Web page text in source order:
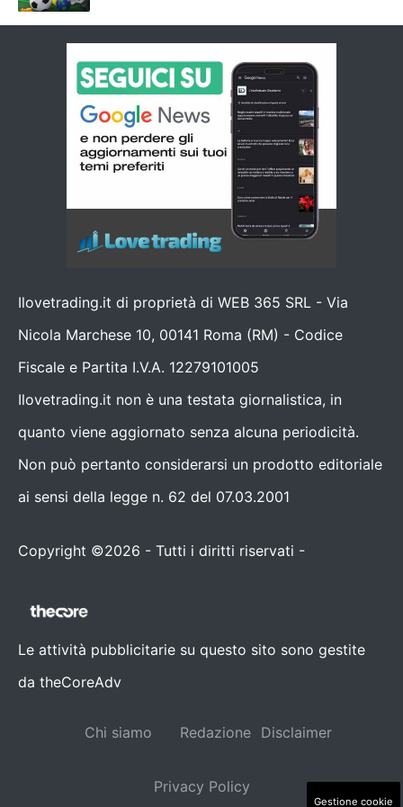
Ilovetrading.it di proprietà di WEB 365 SRL - Via
Nicola Marchese 10, 00141 Roma (RM) - Codice
Fiscale e Partita I.V.A. 12279101005
Ilovetrading.it non è una testata giornalistica, in
quanto viene aggiornato senza alcuna periodicità.
Non può pertanto considerarsi un prodotto editoriale
ai sensi della legge n. 62 del 07.03.2001
Copyright ©2026 - Tutti i diritti riservati -
Le attività pubblicitarie su questo sito sono gestite
da theCoreAdv
Chi siamo Redazione Disclaimer
Privacy Policy
Gestione cookie